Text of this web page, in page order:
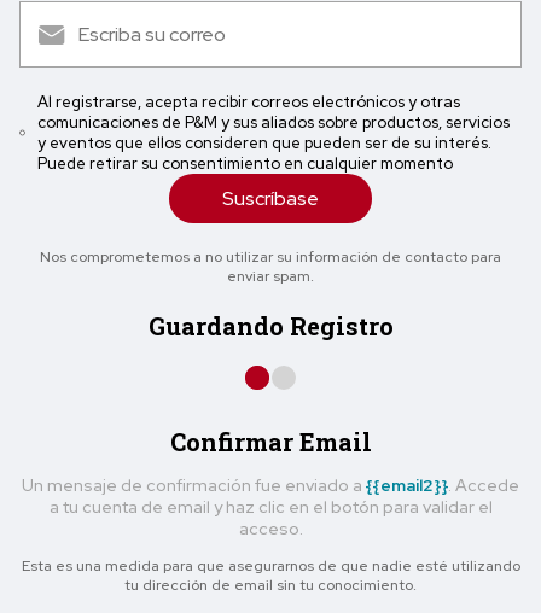
Al registrarse, acepta recibir correos electrónicos y otras
comunicaciones de P&M y sus aliados sobre productos, servicios
y eventos que ellos consideren que pueden ser de su interés.
Puede retirar su consentimiento en cualquier momento
Suscríbase
Nos comprometemos a no utilizar su información de contacto para
enviar spam.
Guardando Registro
Confirmar Email
Un mensaje de confirmación fue enviado a {{email2}}. Accede
a tu cuenta de email y haz clic en el botón para validar el
acceso.
Esta es una medida para que asegurarnos de que nadie esté utilizando
tu dirección de email sin tu conocimiento.